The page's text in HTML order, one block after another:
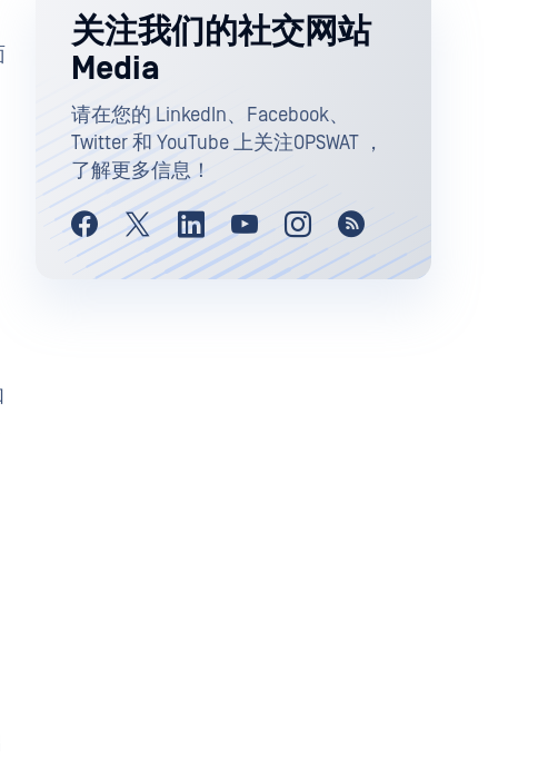
关注我们的社交网站
Media
请在您的 LinkedIn、Facebook、
Twitter 和 YouTube 上关注OPSWAT ，
了解更多信息！